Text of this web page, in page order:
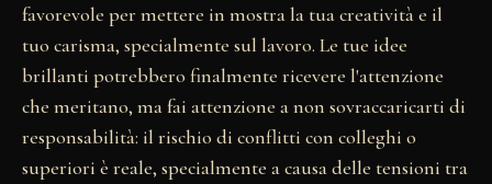
favorevole per mettere in mostra la tua creatività e il
tuo carisma, specialmente sul lavoro. Le tue idee
brillanti potrebbero finalmente ricevere l'attenzione
che meritano, ma fai attenzione a non sovraccaricarti di
responsabilità: il rischio di conflitti con colleghi o
superiori è reale, specialmente a causa delle tensioni tra